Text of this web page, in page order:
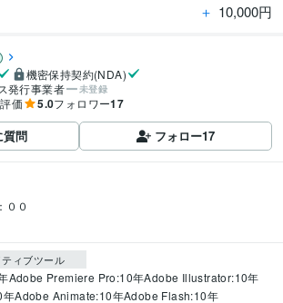
＋ 10,000円
機密保持契約(NDA)
発行事業者
未登録
評価 5.0フォロワー17
質問 フォロー17
００
ィブツール
Adobe Premiere Pro:10年Adobe Illustrator:10年
年Adobe Animate:10年Adobe Flash:10年